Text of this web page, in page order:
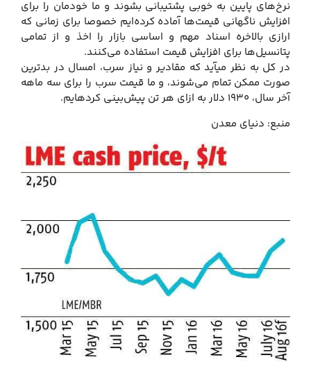
نرخ‌های پایین به خوبی پشتیبانی بشوند و ما خودمان را برای
افزایش ناگهانی قیمت‌ها آماده کرده‌ایم خصوصا برای زمانی که
ارازی بالاخره اسناد مهم و اساسی بازار را اخذ و از تمامی
پتانسیل‌ها برای افزایش قیمت استفاده می‌کنند.
در کل به نظر می‎آید که مقادیر و نیاز سرب، امسال در بدترین
صورت ممکن تمام می‌شوند، و ما قیمت سرب را برای سه ماهه
آخر سال، 1930 دلار به ازای هر تن پیش‌بینی کرده‎ایم.
منبع: دنیای معدن